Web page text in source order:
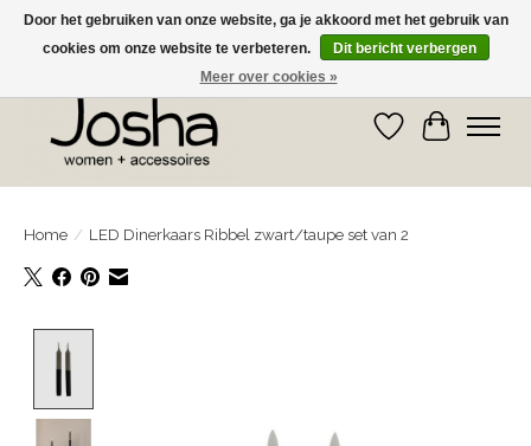
GRATIS OPHALEN IN DE WINKEL EN GRATIS VERZENDING VANAF € 75,00
Verlanglijst
Home / LED Dinerkaars Ribbel zwart/taupe set van 2
Door het gebruiken van onze website, ga je akkoord met het gebruik van
cookies om onze website te verbeteren.
Dit bericht verbergen
Meer over cookies »